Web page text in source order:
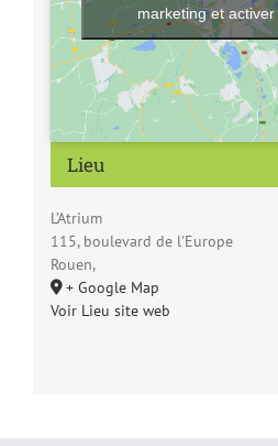
Lieu
L’Atrium
115, boulevard de l'Europe
Rouen,
+ Google Map
Voir Lieu site web
marketing et